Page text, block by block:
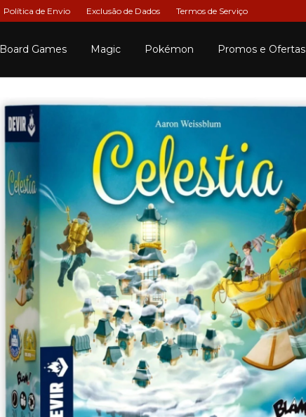
Política de Envio Exclusão de Dados Termos de Serviço
Board Games Magic Pokémon Promos e Ofertas